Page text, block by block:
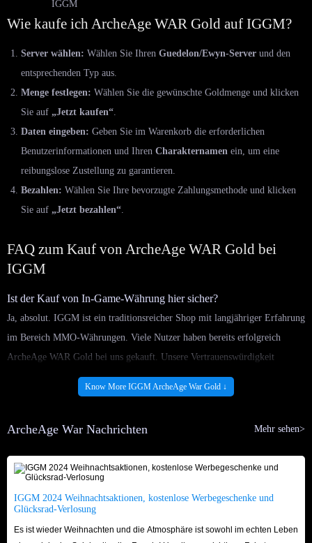
Wie kaufe ich ArcheAge WAR Gold auf IGGM?
Server wählen: Wählen Sie Ihren Guedelon/Ewyn-Server und den
entsprechenden Typ aus.
Menge festlegen: Wählen Sie die gewünschte Goldmenge und klicken
Sie auf „Jetzt kaufen“
Daten eingeben: Geben Sie im Warenkorb die erforderlichen
Benutzerinformationen und Ihren Charakternamen ein, um eine
reibungslose Zustellung zu garantieren.
Bezahlen: Wählen Sie Ihre bevorzugte Zahlungsmethode und klicken
Sie auf „Jetzt bezahlen“
FAQ zum Kauf von ArcheAge WAR Gold bei
IGGM
Ist der Kauf von In-Game-Währung hier sicher?
Ja, absolut. IGGM ist ein traditionsreicher Shop mit langjähriger Erfahrung
im Bereich MMO-Währungen. Viele Nutzer haben bereits erfolgreich
ArcheAge WAR Gold bei uns gekauft. Unsere Vertrauenswürdigkeit
können Sie anhand echter Bewertungen aufTrustpilotund im
überprüfen. Bis heute hat IGGM über155.000 echte
sind. Das ist der Grund für unser hervorragendes Rating von
4,8/5. Dieser
erstklassige Service macht IGGM zum sichersten Ort für Ihren Goldkauf.
Kann ich eine ganz bestimmte Menge Gold kaufen?
Natürlich. IGGM bietet flexible Kaufoptionen mit vordefinierten Mengen
von 100 bis 8.000 Gold. Sollten diese Optionen nicht passen, können Sie
Ihre Wunschmenge (Minimum 100) einfach manuell in das Auswahlfeld
Know More IGGM ArcheAge War Gold ↓
ArcheAge War Nachrichten Mehr sehen>
IGGM 2024 Weihnachtsaktionen, kostenlose Werbegeschenke und
Glücksrad-Verlosung
Es ist wieder Weihnachten und die Atmosphäre ist sowohl im echten Leben